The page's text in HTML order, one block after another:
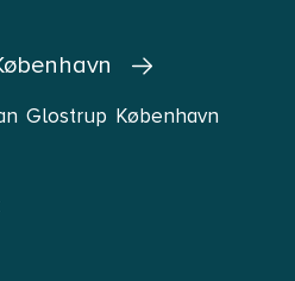
Glostrup København